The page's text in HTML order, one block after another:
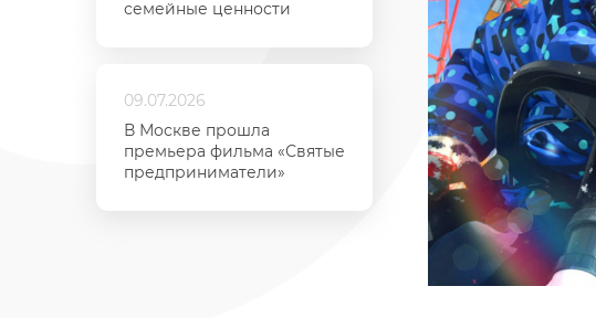
семейные ценности
09.07.2026
В Москве прошла
премьера фильма «Святые
предприниматели»